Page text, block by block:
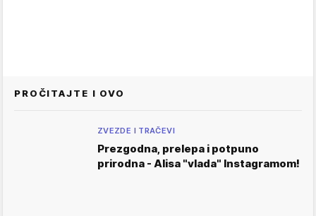
PROČITAJTE I OVO
ZVEZDE I TRAČEVI
Prezgodna, prelepa i potpuno
prirodna - Alisa "vlada" Instagramom!